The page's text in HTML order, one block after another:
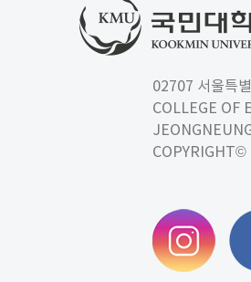
02707 서울특
COLLEGE OF
COPYRIGHT©